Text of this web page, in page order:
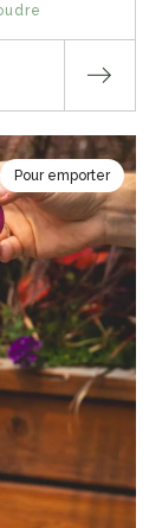
Pour emporter